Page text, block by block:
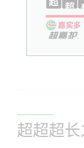
超超超